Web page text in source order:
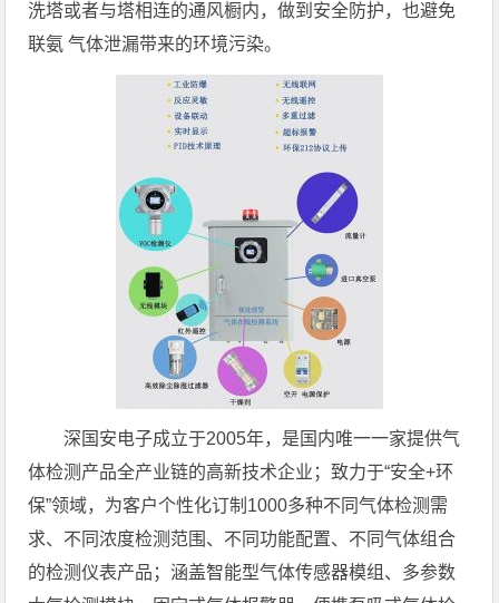
洗塔或者与塔相连的通风橱内，做到安全防护，也避免
联氨 气体泄漏带来的环境污染。
深国安电子成立于2005年，是国内唯一一家提供气
体检测产品全产业链的高新技术企业；致力于“安全+环
保”领域，为客户个性化订制1000多种不同气体检测需
求、不同浓度检测范围、不同功能配置、不同气体组合
的检测仪表产品；涵盖智能型气体传感器模组、多参数